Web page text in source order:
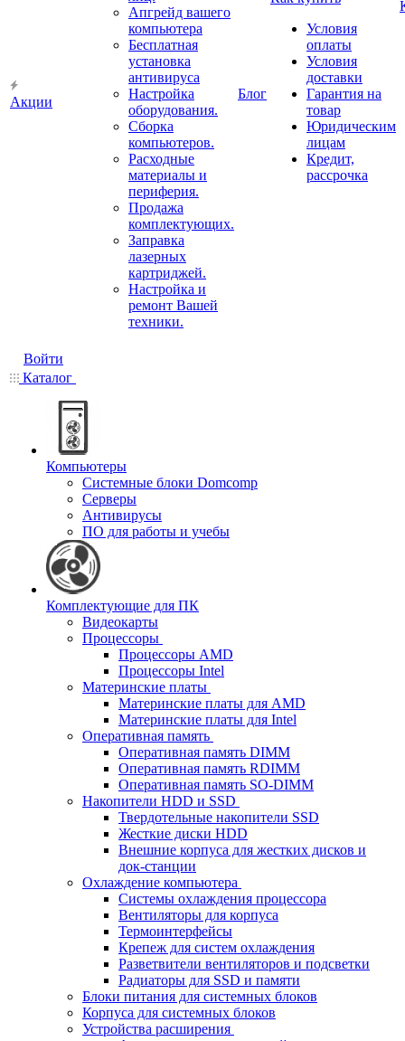
Акции
Апгрейд вашего
компьютера
Бесплатная
установка
антивируса
Настройка
оборудования.
Сборка
компьютеров.
Расходные
материалы и
периферия.
Продажа
комплектующих.
Заправка
лазерных
картриджей.
Настройка и
ремонт Вашей
техники.
Блог
Условия
оплаты
Условия
доставки
Гарантия на
товар
Юридическим
лицам
Кредит,
рассрочка
Войти
Каталог
Компьютеры
Системные блоки Domcomp
Серверы
Антивирусы
ПО для работы и учебы
Комплектующие для ПК
Видеокарты
Процессоры
Процессоры AMD
Процессоры Intel
Материнские платы
Материнские платы для AMD
Материнские платы для Intel
Оперативная память
Оперативная память DIMM
Оперативная память RDIMM
Оперативная память SO-DIMM
Накопители HDD и SSD
Твердотельные накопители SSD
Жесткие диски HDD
Внешние корпуса для жестких дисков и
док-станции
Охлаждение компьютера
Системы охлаждения процессора
Вентиляторы для корпуса
Термоинтерфейсы
Крепеж для систем охлаждения
Разветвители вентиляторов и подсветки
Радиаторы для SSD и памяти
Блоки питания для системных блоков
Корпуса для системных блоков
Устройства расширения